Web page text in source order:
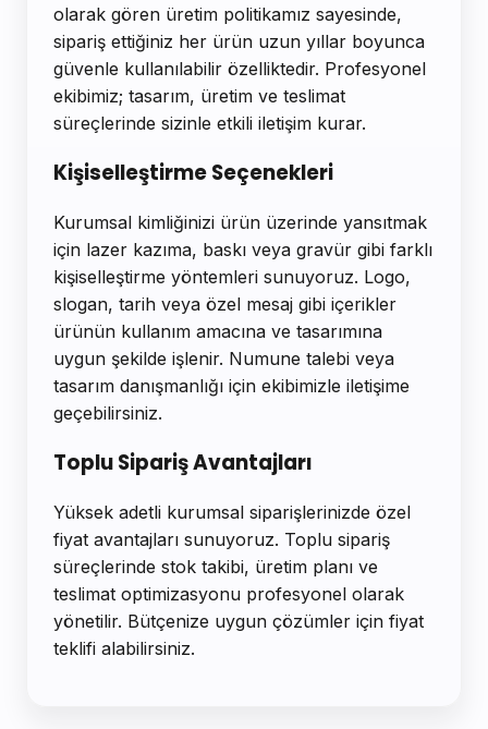
olarak gören üretim politikamız sayesinde,
sipariş ettiğiniz her ürün uzun yıllar boyunca
güvenle kullanılabilir özelliktedir. Profesyonel
ekibimiz; tasarım, üretim ve teslimat
süreçlerinde sizinle etkili iletişim kurar.
Kişiselleştirme Seçenekleri
Kurumsal kimliğinizi ürün üzerinde yansıtmak
için lazer kazıma, baskı veya gravür gibi farklı
kişiselleştirme yöntemleri sunuyoruz. Logo,
slogan, tarih veya özel mesaj gibi içerikler
ürünün kullanım amacına ve tasarımına
uygun şekilde işlenir. Numune talebi veya
tasarım danışmanlığı için ekibimizle iletişime
geçebilirsiniz.
Toplu Sipariş Avantajları
Yüksek adetli kurumsal siparişlerinizde özel
fiyat avantajları sunuyoruz. Toplu sipariş
süreçlerinde stok takibi, üretim planı ve
teslimat optimizasyonu profesyonel olarak
yönetilir. Bütçenize uygun çözümler için fiyat
teklifi alabilirsiniz.